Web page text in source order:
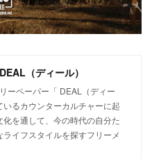
（ディール）
ーペーパー「 DEAL（ディー
いるカウンターカルチャーに起
化を通して、今の時代の自分た
イフスタイルを探すフリーメ